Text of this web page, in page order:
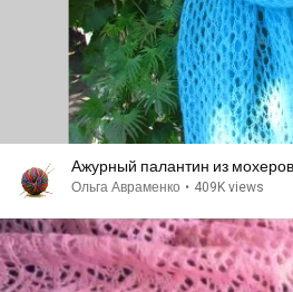
Ажурный палантин из
Ольга Авраменко • 409K views